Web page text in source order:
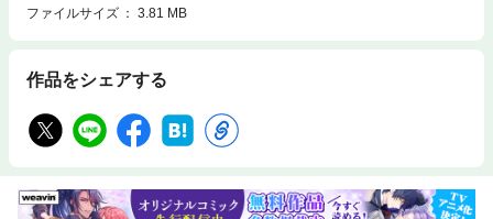
ファイルサイズ
3.81 MB
作品をシェアする